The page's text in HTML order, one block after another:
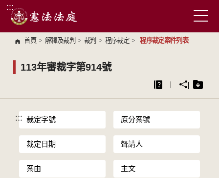
跳到主要內容區塊
:::
首頁 > 解釋及裁判 > 裁判 > 程序裁定 > 程序裁定案件列表
113年審裁字第914號
::: 裁定字號 原分案號
裁定日期 聲請人
案由 主文